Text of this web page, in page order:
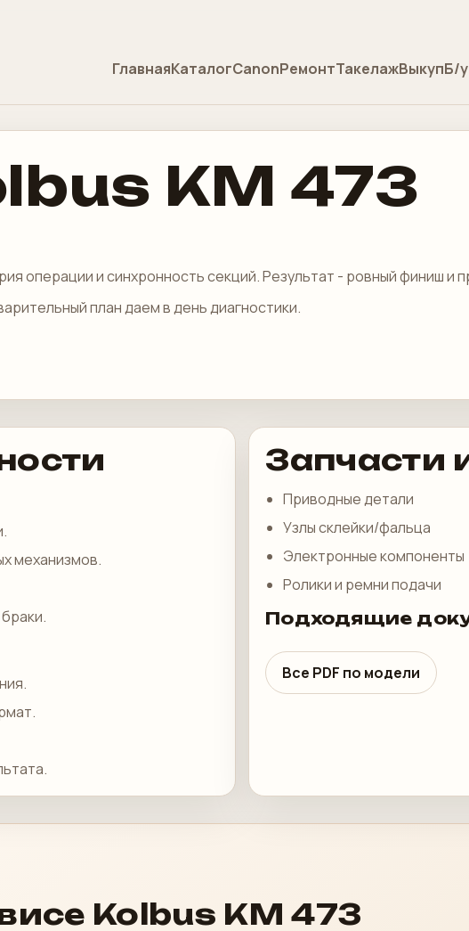
ГлавнаяКаталогCanonРемонтТакелажВыкупБ/
KM 473
операции и синхронность секций. Результат - ровный финиш и
план даем в день диагностики.
механизмов.
Запчасти
Приводные детали
Узлы склейки/фальца
Электронные компоненты
Ролики и ремни подачи
Подходящие
Все PDF по модели
Kolbus KM 473